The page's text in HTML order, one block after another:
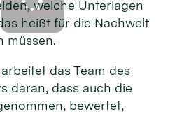
welche Unterlagen
heißt für die Nachwelt
müssen.
das Team des
daran, dass auch die
bewertet,